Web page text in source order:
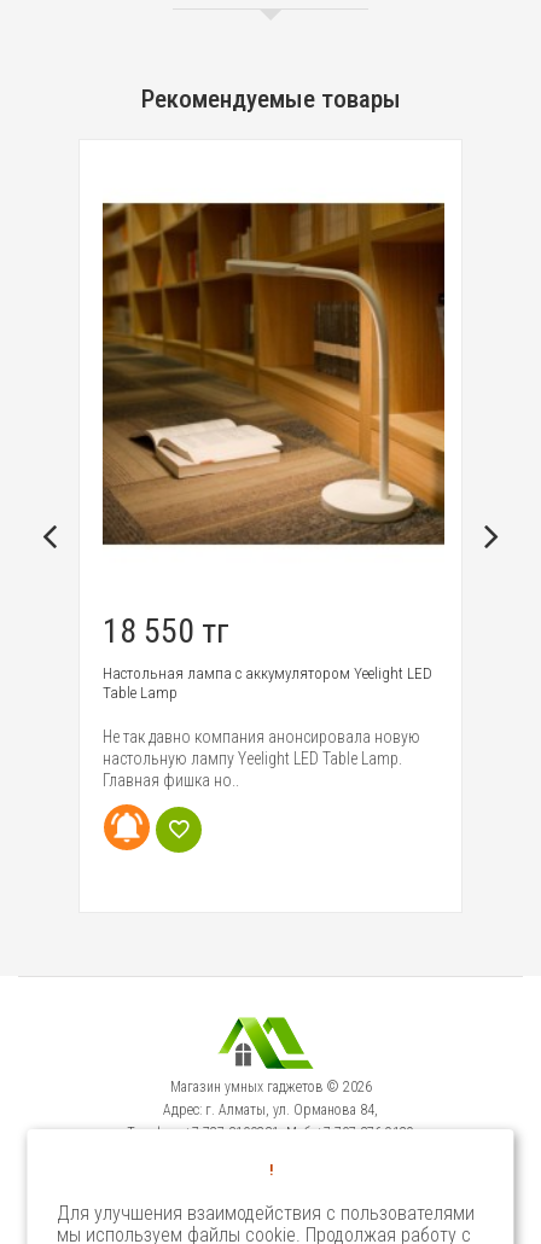
Рекомендуемые товары
18 550 тг
Настольная лампа с аккумулятором Yeelight LED
Table Lamp
Не так давно компания анонсировала новую
настольную лампу Yeelight LED Table Lamp.
Главная фишка но..
Магазин умных гаджетов © 2026
Адрес: г. Алматы, ул. Орманова 84,
Телефон: +7-727-3100231, Моб: +7-707-376-9129
Сервисный Центр: г. Алматы, ул. Орманова 84.
!
Для улучшения взаимодействия с пользователями
мы используем файлы cookie. Продолжая работу с